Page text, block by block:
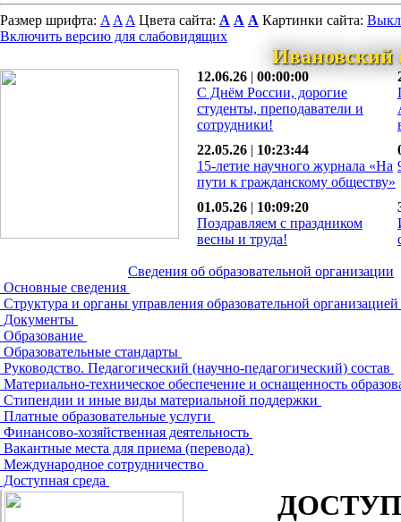
Размер шрифта: A A A Цвета сайта: A A A Картинки сайта: Выкл
Включить версию для слабовидящих
12.06.26 | 00:00:00
С Днём России, дорогие
студенты, преподаватели и
сотрудники!
22.05.26 | 10:23:44
15-летие научного журнала «На
пути к гражданскому обществу»
01.05.26 | 10:09:20
Поздравляем с праздником
весны и труда!
Сведения об образовательной организации
Основные сведения
Структура и органы управления образовательной организацией
Документы
Образование
Образовательные стандарты
Руководство. Педагогический (научно-педагогический) состав
Материально-техническое обеспечение и оснащенность
Стипендии и иные виды материальной поддержки
Платные образовательные услуги
Финансово-хозяйственная деятельность
Вакантные места для приема (перевода)
Международное сотрудничество
Доступная среда